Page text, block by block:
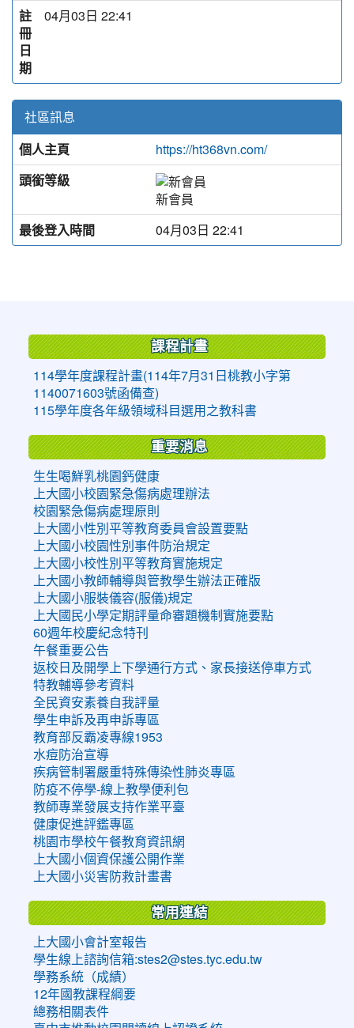
註
冊
日
期
04月03日 22:41
社區訊息
個人主頁
https://ht368vn.com/
頭銜等級
新會員
最後登入時間
04月03日 22:41
課程計畫
114學年度課程計畫(114年7月31日桃教小字第
1140071603號函備查)
115學年度各年級領域科目選用之教科書
重要消息
生生喝鮮乳桃園鈣健康
上大國小校園緊急傷病處理辦法
校園緊急傷病處理原則
上大國小性別平等教育委員會設置要點
上大國小校園性別事件防治規定
上大國小校性別平等教育實施規定
上大國小教師輔導與管教學生辦法正確版
上大國小服裝儀容(服儀)規定
上大國民小學定期評量命審題機制實施要點
60週年校慶紀念特刊
午餐重要公告
返校日及開學上下學通行方式、家長接送停車方式
特教輔導參考資料
全民資安素養自我評量
學生申訴及再申訴專區
教育部反霸凌專線1953
水痘防治宣導
疾病管制署嚴重特殊傳染性肺炎專區
防疫不停學-線上教學便利包
教師專業發展支持作業平臺
健康促進評鑑專區
桃園市學校午餐教育資訊網
上大國小個資保護公開作業
上大國小災害防救計畫書
常用連結
上大國小會計室報告
學生線上諮詢信箱:stes2@stes.tyc.edu.tw
學務系統（成績）
12年國教課程綱要
總務相關表件